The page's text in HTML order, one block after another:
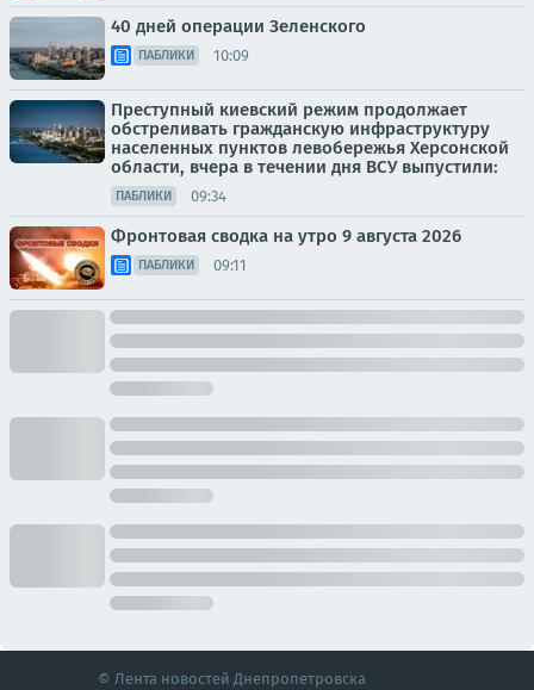
40 дней операции Зеленского
ПАБЛИКИ 10:09
Преступный киевский режим продолжает
обстреливать гражданскую инфраструктуру
населенных пунктов левобережья Херсонской
области, вчера в течении дня ВСУ выпустили:
ПАБЛИКИ 09:34
Фронтовая сводка на утро 9 августа 2026
ПАБЛИКИ 09:11
© Лента новостей Днепропетровска